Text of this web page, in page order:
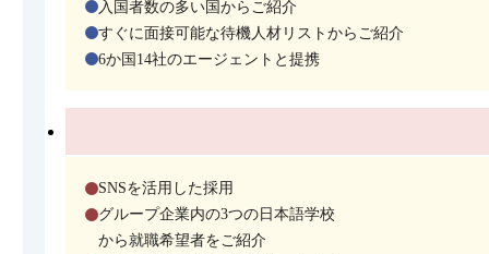
入国者数の多い国からご紹介
すぐに面接可能な待機人材リストからご紹介
6か国14社のエージェントと提携
SNSを活用した採用
グループ企業内の3つの日本語学校
から就職希望者をご紹介